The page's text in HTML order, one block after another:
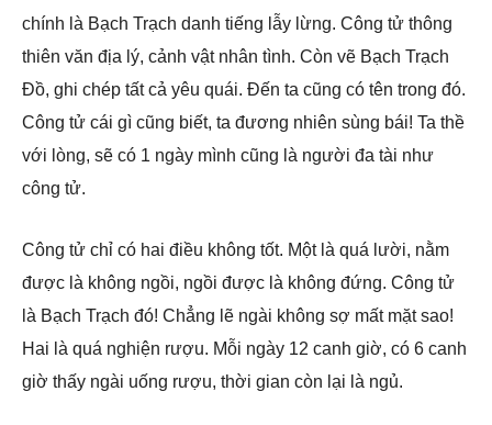
chính là Bạch Trạch danh tiếng lẫy lừng. Công tử thông
thiên văn địa lý, cảnh vật nhân tình. Còn vẽ Bạch Trạch
Đồ, ghi chép tất cả yêu quái. Đến ta cũng có tên trong đó.
Công tử cái gì cũng biết, ta đương nhiên sùng bái! Ta thề
với lòng, sẽ có 1 ngày mình cũng là người đa tài như
công tử.
Công tử chỉ có hai điều không tốt. Một là quá lười, nằm
được là không ngồi, ngồi được là không đứng. Công tử
là Bạch Trạch đó! Chẳng lẽ ngài không sợ mất mặt sao!
Hai là quá nghiện rượu. Mỗi ngày 12 canh giờ, có 6 canh
giờ thấy ngài uống rượu, thời gian còn lại là ngủ.